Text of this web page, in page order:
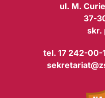
ul. M.
37-
skr.
tel. 17 242-00-